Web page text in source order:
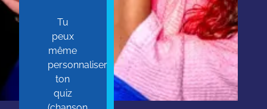
Tu
peux
même
personnaliser
ton
quiz